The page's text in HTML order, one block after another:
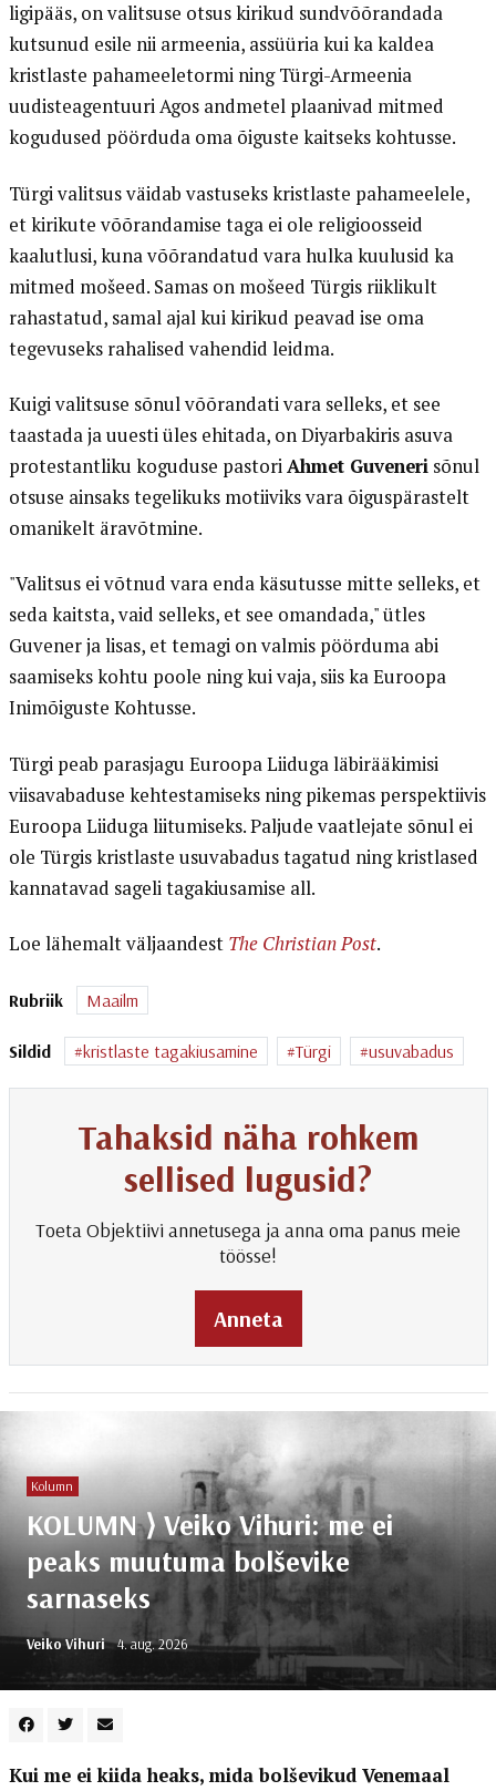
ligipääs, on valitsuse otsus kirikud sundvõõrandada
kutsunud esile nii armeenia, assüüria kui ka kaldea
kristlaste pahameeletormi ning Türgi-Armeenia
uudisteagentuuri Agos andmetel plaanivad mitmed
kogudused pöörduda oma õiguste kaitseks kohtusse.
Türgi valitsus väidab vastuseks kristlaste pahameelele,
et kirikute võõrandamise taga ei ole religioosseid
kaalutlusi, kuna võõrandatud vara hulka kuulusid ka
mitmed mošeed. Samas on mošeed Türgis riiklikult
rahastatud, samal ajal kui kirikud peavad ise oma
tegevuseks rahalised vahendid leidma.
Kuigi valitsuse sõnul võõrandati vara selleks, et see
taastada ja uuesti üles ehitada, on Diyarbakiris asuva
protestantliku koguduse pastoriAhmet Guvenerisõnul
otsuse ainsaks tegelikuks motiiviks vara õiguspärastelt
omanikelt äravõtmine.
"Valitsus ei võtnud vara enda käsutusse mitte selleks, et
seda kaitsta, vaid selleks, et see omandada," ütles
Guvener ja lisas, et temagi on valmis pöörduma abi
saamiseks kohtu poole ning kui vaja, siis ka Euroopa
Inimõiguste Kohtusse.
Türgi peab parasjagu Euroopa Liiduga läbirääkimisi
viisavabaduse kehtestamiseks ning pikemas perspektiivis
Euroopa Liiduga liitumiseks. Paljude vaatlejate sõnul ei
ole Türgis kristlaste usuvabadus tagatud ning kristlased
kannatavad sageli tagakiusamise all.
Loe lähemalt väljaandest The Christian Post.
Rubriik Maailm
Sildid kristlaste tagakiusamine Türgi usuvabadus
Tahaksid näha rohkem
sellised lugusid?
Toeta Objektiivi annetusega ja anna oma panus meie
töösse!
Anneta
Kolumn
KOLUMN ⟩ Veiko Vihuri: me ei
peaks muutuma bolševike
sarnaseks
Veiko Vihuri 4. aug. 2026
Kui me ei kiida heaks, mida bolševikud Venemaal